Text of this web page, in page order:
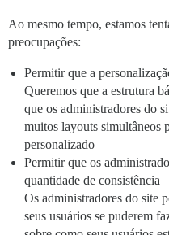
Ao mesmo tempo, estamos
preocupações:
Permitir que a
Queremos que a estrutura
que os administradores do
muitos layouts simultâneos
personalizado
Permitir que os
quantidade de consistência
Os administradores do site
seus usuários se puderem